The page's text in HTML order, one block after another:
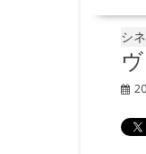
シ